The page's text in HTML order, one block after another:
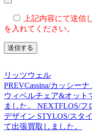
上記内容にて送信
を入れてください。
リッツウェル
PREVCassina/カッシー
ウィベルチェア&オット
ました。 NEXTFLOS/フ
デザイン STYLOS/スタ
て出張買取しました。